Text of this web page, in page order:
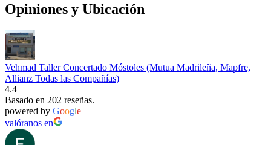
Opiniones y Ubicación
Vehmad Taller Concertado Móstoles (Mutua Madrileña, Mapfre,
Allianz Todas las Compañías)
4.4
Basado en 202 reseñas.
powered by Google
valóranos en